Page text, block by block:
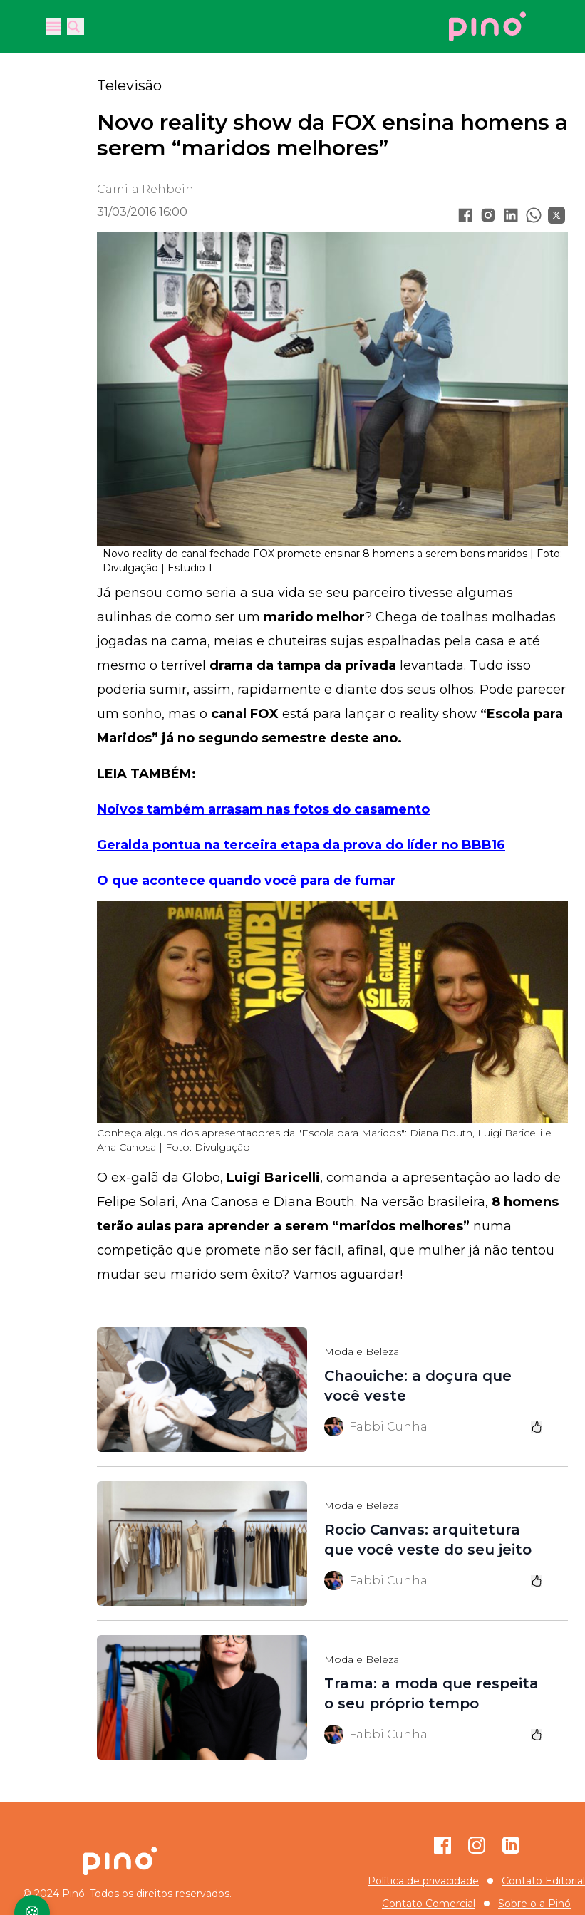
Open main menu
Open main menu
Your Company
Televisão
Novo reality show da FOX ensina homens a
serem “maridos melhores”
Camila Rehbein
31/03/2016 16:00
Novo reality do canal fechado FOX promete ensinar 8 homens a serem bons maridos | Foto:
Divulgação | Estudio 1
Já pensou como seria a sua vida se seu parceiro tivesse algumas
aulinhas de como ser um marido melhor? Chega de toalhas molhadas
jogadas na cama, meias e chuteiras sujas espalhadas pela casa e até
mesmo o terrível drama da tampa da privada levantada. Tudo isso
poderia sumir, assim, rapidamente e diante dos seus olhos. Pode parecer
um sonho, mas o canal FOX está para lançar o reality show “Escola para
Maridos” já no segundo semestre deste ano.
LEIA TAMBÉM:
Noivos também arrasam nas fotos do casamento
Geralda pontua na terceira etapa da prova do líder no BBB16
O que acontece quando você para de fumar
Conheça alguns dos apresentadores da "Escola para Maridos": Diana Bouth, Luigi Baricelli e
Ana Canosa | Foto: Divulgação
O ex-galã da Globo, Luigi Baricelli, comanda a apresentação ao lado de
Felipe Solari, Ana Canosa e Diana Bouth. Na versão brasileira, 8 homens
terão aulas para aprender a serem “maridos melhores” numa
competição que promete não ser fácil, afinal, que mulher já não tentou
mudar seu marido sem êxito? Vamos aguardar!
Moda e Beleza
Chaouiche: a doçura que
você veste
Fabbi Cunha
Moda e Beleza
Rocio Canvas: arquitetura
que você veste do seu jeito
Fabbi Cunha
Moda e Beleza
Trama: a moda que respeita
o seu próprio tempo
Fabbi Cunha
© 2024 Pinó. Todos os direitos reservados.
FacebookInstagramGitHub
Política de privacidade
Contato Editorial
Contato Comercial
Sobre o a Pinó